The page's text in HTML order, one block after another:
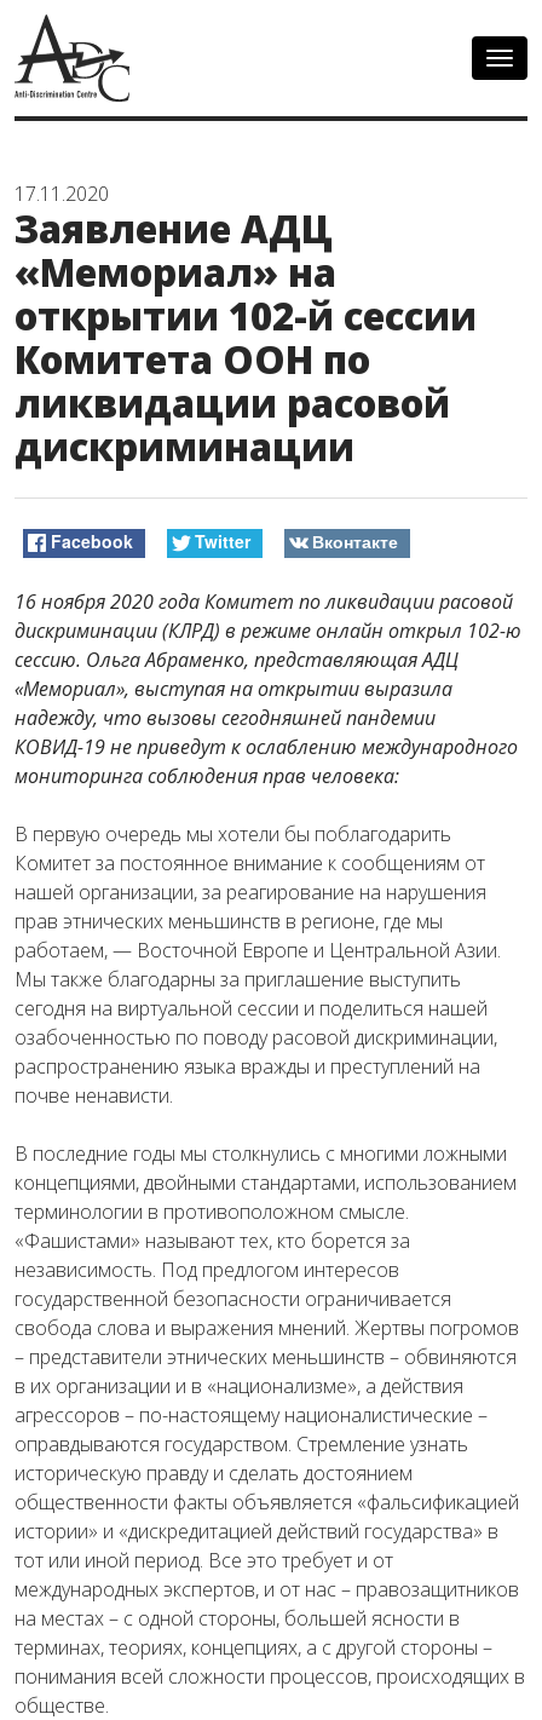
17.11.2020
Заявление АДЦ
«Мемориал» на
открытии 102-й сессии
Комитета ООН по
ликвидации расовой
дискриминации
Facebook Twitter Вконтакте
16 ноября 2020 годаКомитет по ликвидации расовой
дискриминации (КЛРД) в режиме онлайн открыл 102-ю
сессию. Ольга Абраменко, представляющая АДЦ
«Мемориал», выступая на открытии выразила
надежду, что вызовы сегодняшней пандемии
КОВИД-19 не приведут к ослаблению международного
мониторинга соблюдения прав человека:
В первую очередь мы хотели бы поблагодарить
Комитет за постоянное внимание к сообщениям от
нашей организации, за реагирование на нарушения
прав этнических меньшинств в регионе, где мы
работаем, — Восточной Европе и Центральной Азии.
Мы также благодарны за приглашение выступить
сегодня на виртуальной сессии и поделиться нашей
озабоченностью по поводу расовой дискриминации,
распространению языка вражды и преступлений на
почве ненависти.
В последние годы мы столкнулись с многими ложными
концепциями, двойными стандартами, использованием
терминологии в противоположном смысле.
«Фашистами» называют тех, кто борется за
независимость. Под предлогом интересов
государственной безопасности ограничивается
свобода слова и выражения мнений. Жертвы погромов
– представители этнических меньшинств – обвиняются
в их организации и в «национализме», а действия
агрессоров – по-настоящему националистические –
оправдываются государством. Стремление узнать
историческую правду и сделать достоянием
общественности факты объявляется «фальсификацией
истории» и «дискредитацией действий государства» в
тот или иной период. Все это требует и от
международных экспертов, и от нас – правозащитников
на местах – с одной стороны, большей ясности в
терминах, теориях, концепциях, а с другой стороны –
понимания всей сложности процессов, происходящих в
обществе.